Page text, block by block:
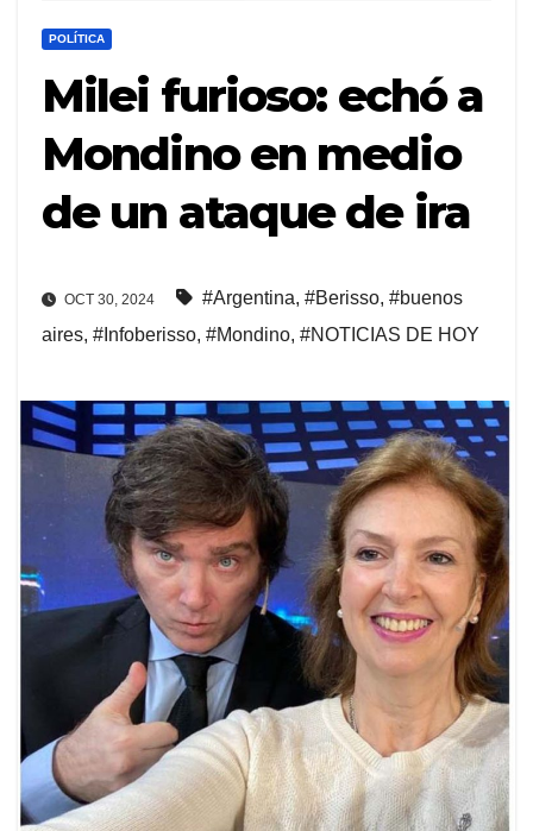
POLÍTICA
Milei furioso: echó a
Mondino en medio
de un ataque de ira
OCT 30, 2024 #Argentina, #Berisso, #buenos
aires, #Infoberisso, #Mondino, #NOTICIAS DE HOY